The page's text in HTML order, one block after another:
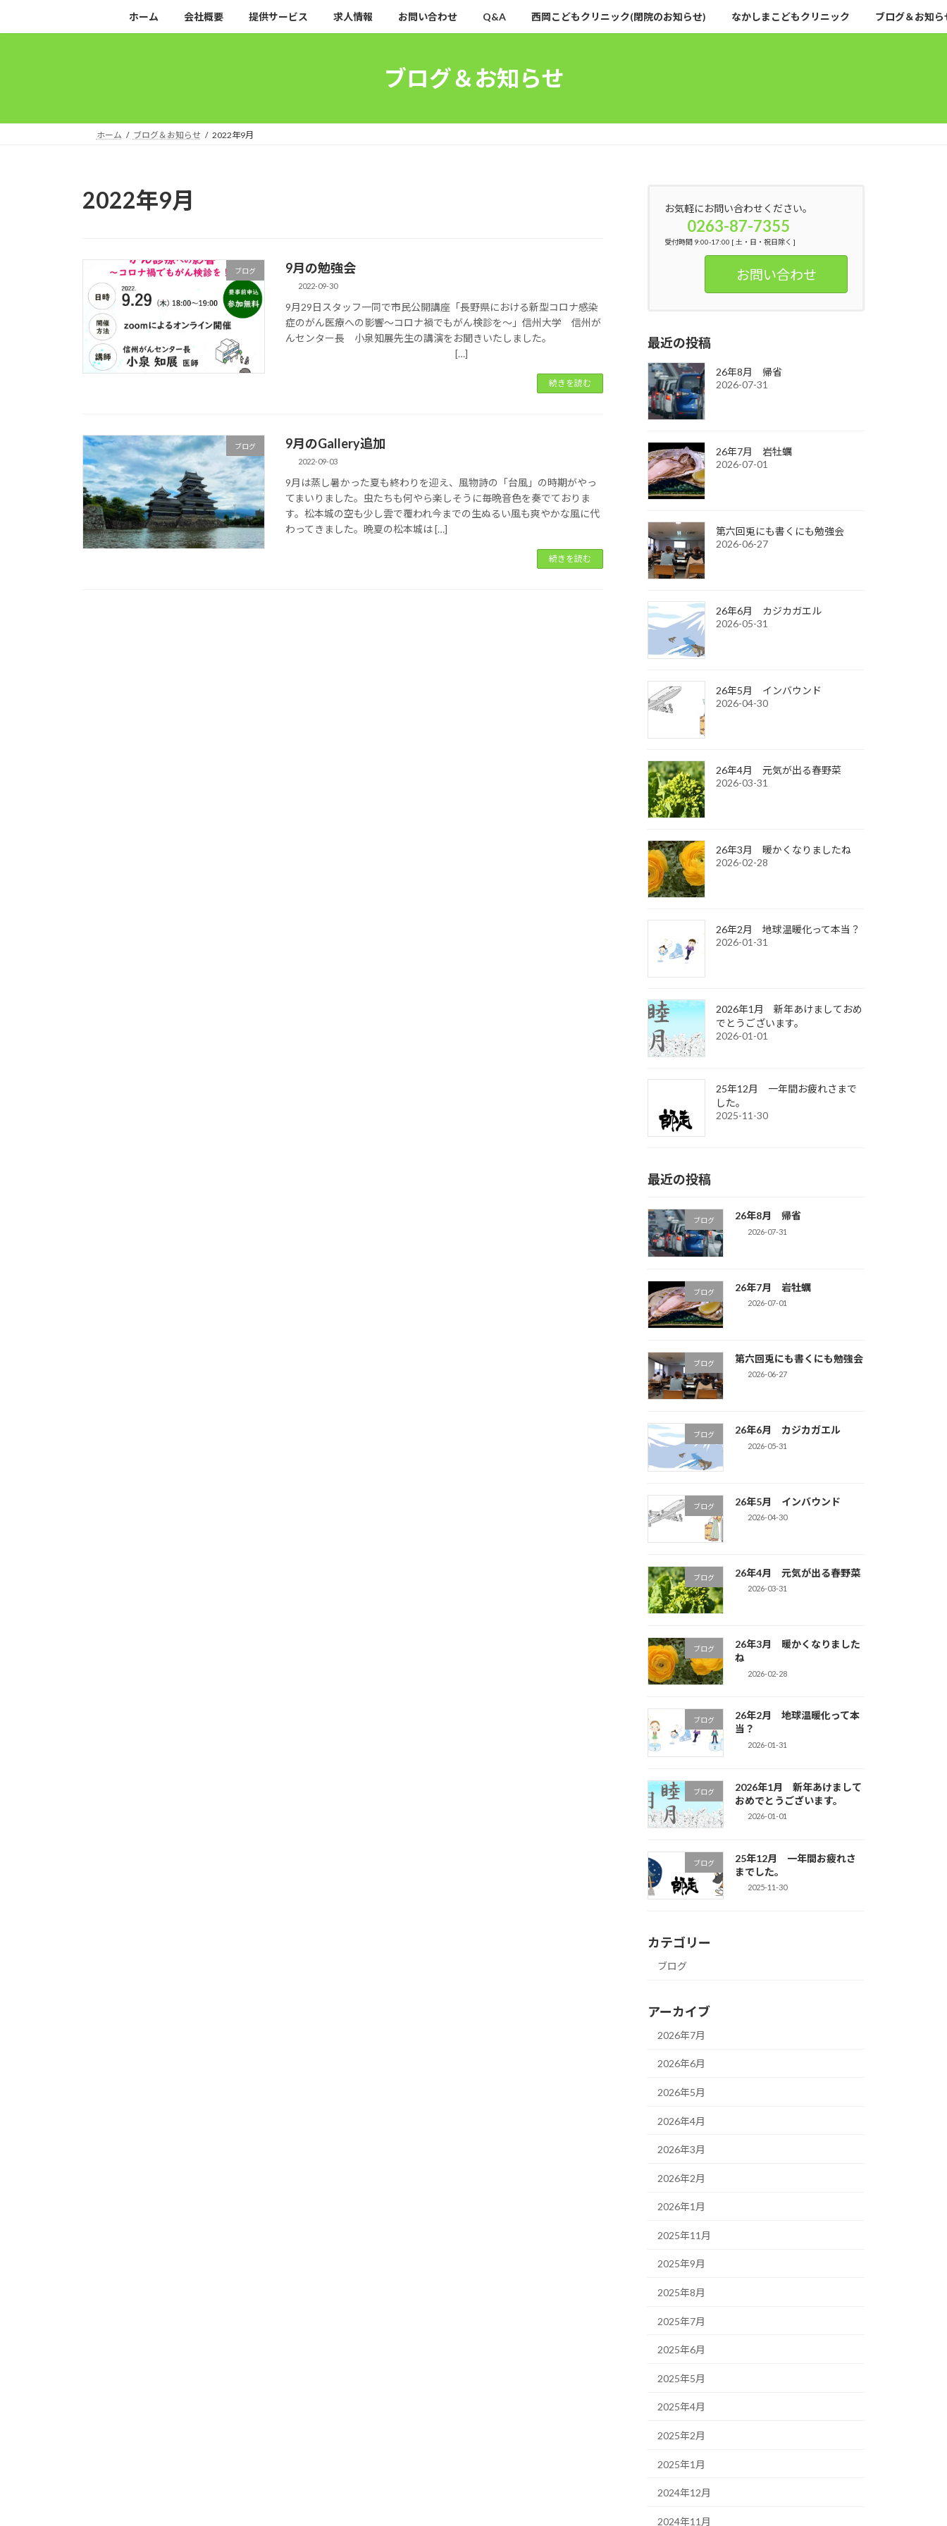
キ
に
ホーム 会社概要 提供サービス 求人情報 お問い合わせ Q&A 西岡こどもクリニック(閉院のお知らせ) なかしまこどもクリニック ブログ＆お知ら
ブログ＆お知らせ
ホーム ブログ＆お知らせ 2022年9月
2022年9月
ブログ 9月の勉強会
2022-09-30
9月29日スタッフ一同で市民公開講座「長野県における新型コロナ感染
症のがん医療への影響～コロナ禍でもがん検診を～」信州大学 信州が
んセンター長 小泉知展先生の講演をお聞きいたしました。
[…]
続きを読む
ブログ 9月のGallery追加
2022-09-03
9月は蒸し暑かった夏も終わりを迎え、風物詩の「台風」の時期がやっ
てまいりました。虫たちも何やら楽しそうに毎晩音色を奏でておりま
す。松本城の空も少し雲で覆われ今までの生ぬるい風も爽やかな風に代
わってきました。晩夏の松本城は […]
続きを読む
お気軽にお問い合わせください。
0263-87-7355
受付時間 9:00-17:00 [ 土・日・祝日除く ]
お問い合わせ
最近の投稿
26年8月 帰省
2026-07-31
26年7月 岩牡蠣
2026-07-01
第六回兎にも書くにも勉強会
2026-06-27
26年6月 カジカガエル
2026-05-31
26年5月 インバウンド
2026-04-30
26年4月 元気が出る春野菜
2026-03-31
26年3月 暖かくなりましたね
2026-02-28
26年2月 地球温暖化って本当？
2026-01-31
2026年1月 新年あけましておめ
でとうございます。
2026-01-01
25年12月 一年間お疲れさまで
した。
2025-11-30
最近の投稿
ブログ 26年8月 帰省
2026-07-31
ブログ 26年7月 岩牡蠣
2026-07-01
ブログ 第六回兎にも書くにも勉強会
2026-06-27
ブログ 26年6月 カジカガエル
2026-05-31
ブログ 26年5月 インバウンド
2026-04-30
ブログ 26年4月 元気が出る春野菜
2026-03-31
ブログ
26年3月 暖かくなりました
ね
2026-02-28
ブログ
26年2月 地球温暖化って本
当？
2026-01-31
ブログ
2026年1月 新年あけまして
おめでとうございます。
2026-01-01
ブログ
25年12月 一年間お疲れさ
までした。
2025-11-30
カテゴリー
ブログ
アーカイブ
2026年7月
2026年6月
2026年5月
2026年4月
2026年3月
2026年2月
2026年1月
2025年11月
2025年9月
2025年8月
2025年7月
2025年6月
2025年5月
2025年4月
2025年2月
2025年1月
2024年12月
2024年11月